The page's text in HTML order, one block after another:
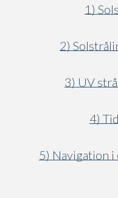
1)
2)
3) UV
4)
5) Navigation